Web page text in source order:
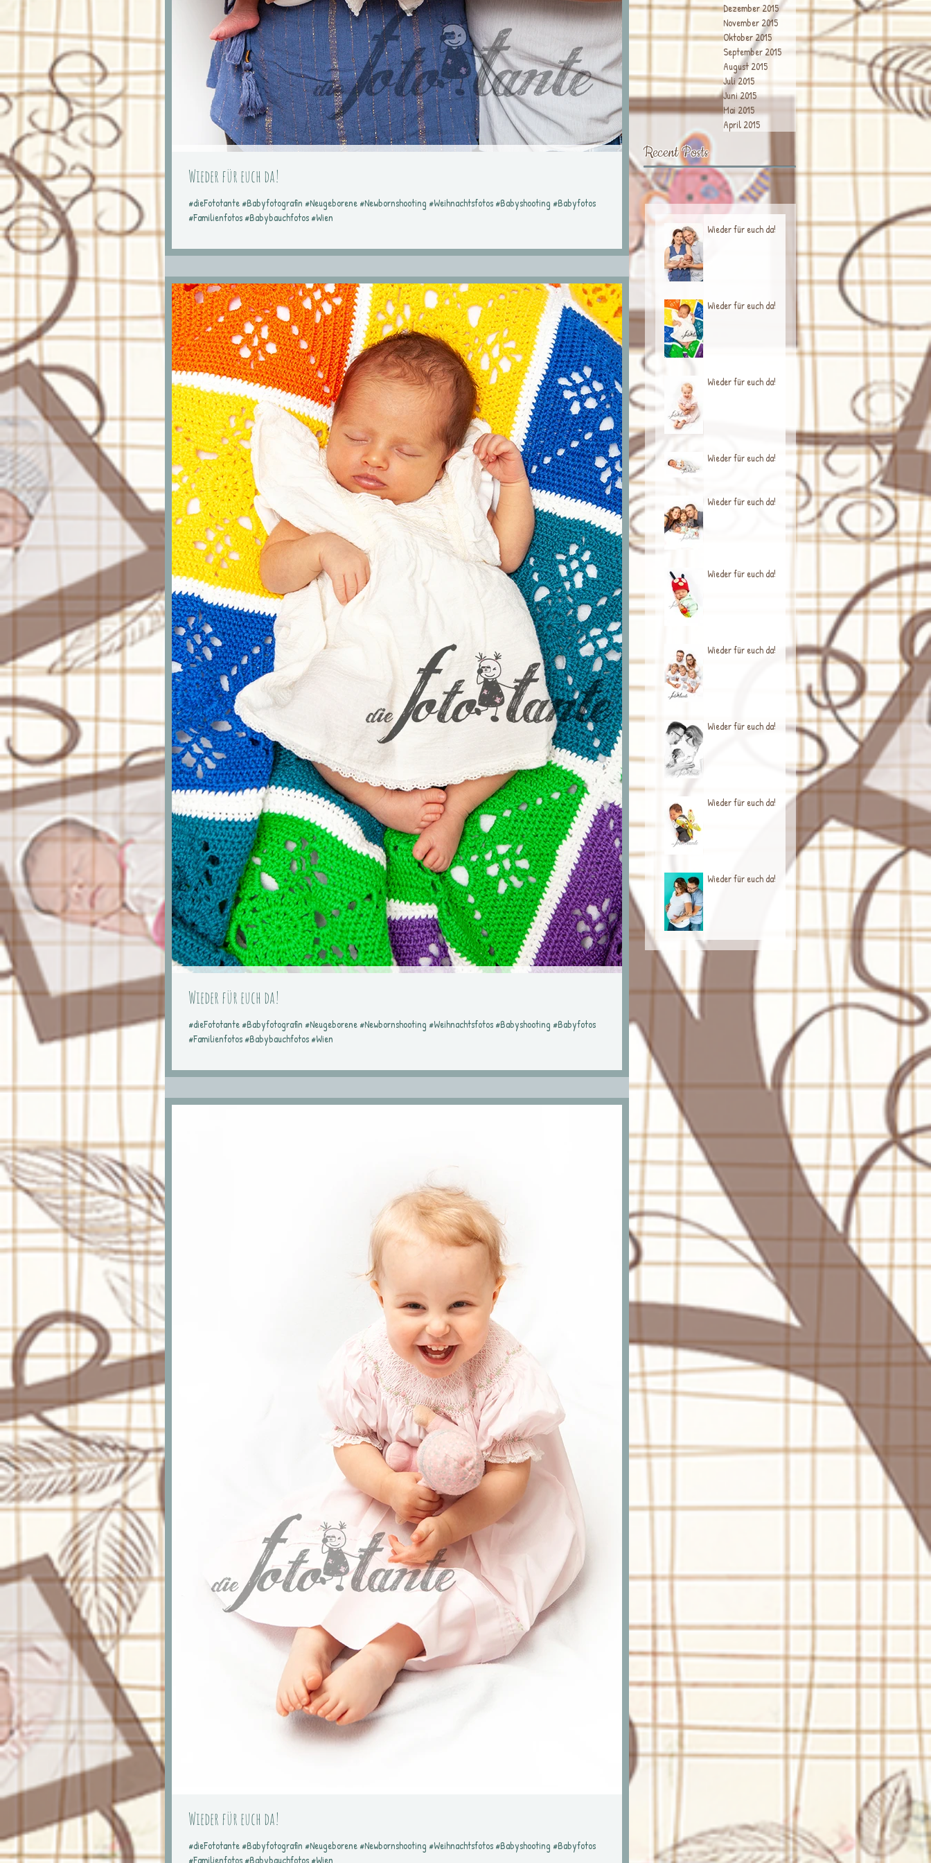
Wieder für euch da!
#dieFototante #Babyfotografin #Neugeborene #Newbornshooting #Weihnachtsfotos #Babyshooting #Babyfotos
#Familienfotos #Babybauchfotos #Wien
Wieder für euch da!
#dieFototante #Babyfotografin #Neugeborene #Newbornshooting #Weihnachtsfotos #Babyshooting #Babyfotos
#Familienfotos #Babybauchfotos #Wien
Wieder für euch da!
#dieFototante #Babyfotografin #Neugeborene #Newbornshooting #Weihnachtsfotos #Babyshooting #Babyfotos
#Familienfotos #Babybauchfotos #Wien
Dezember 2015
November 2015
Oktober 2015
September 2015
August 2015
Juli 2015
Juni 2015
Mai 2015
April 2015
Recent Posts
Wieder für euch da!
Wieder für euch da!
Wieder für euch da!
Wieder für euch da!
Wieder für euch da!
Wieder für euch da!
Wieder für euch da!
Wieder für euch da!
Wieder für euch da!
Wieder für euch da!